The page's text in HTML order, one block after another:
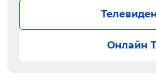
Онлайн